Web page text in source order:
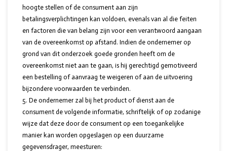
hoogte stellen of de consument aan zijn
betalingsverplichtingen kan voldoen, evenals van al die feiten
en factoren die van belang zijn voor een verantwoord aangaan
van de overeenkomst op afstand. Indien de ondernemer op
grond van dit onderzoek goede gronden heeft om de
overeenkomst niet aan te gaan, is hij gerechtigd gemotiveerd
een bestelling of aanvraag te weigeren of aan de uitvoering
bijzondere voorwaarden te verbinden.
De ondernemer zal bij het product of dienst aan de
consument de volgende informatie, schriftelijk of op zodanige
wijze dat deze door de consument op een toegankelijke
manier kan worden opgeslagen op een duurzame
gegevensdrager, meesturen: